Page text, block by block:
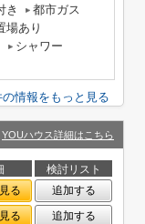
き
都市ガス
場あり
シャワー
の情報をもっと見る
YOUハウス詳細はこちら
検討リスト
る
追加する
る
追加する